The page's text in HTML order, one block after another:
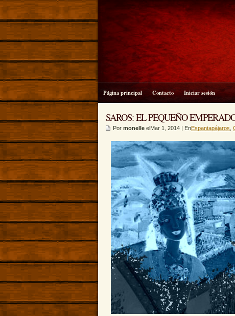
Página principal Contacto Iniciar sesión
SAROS: EL PEQUEÑO
Por monelle elMar 1, 2014 | EnEspantapájaros